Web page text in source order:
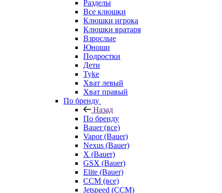
Разделы
Все клюшки
Клюшки игрока
Клюшки вратаря
Взрослые
Юноши
Подростки
Дети
Tyke
Хват левый
Хват правый
По бренду
Назад
По бренду
Bauer (все)
Vapor (Bauer)
Nexus (Bauer)
X (Bauer)
GSX (Bauer)
Elite (Bauer)
CCM (все)
Jetspeed (CCM)